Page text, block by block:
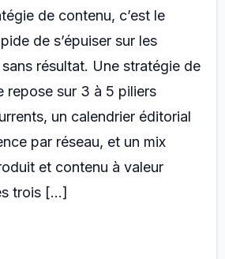
de contenu, c’est le
de s’épuiser sur les
résultat. Une stratégie de
repose sur 3 à 5 piliers
un calendrier éditorial
par réseau, et un mix
et contenu à valeur
trois […]